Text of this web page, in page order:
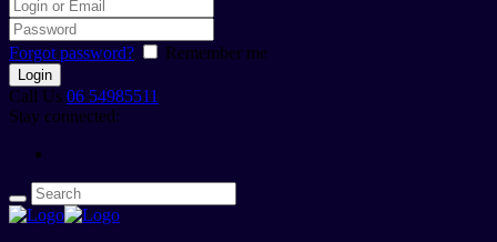
Forgot password? Remember me
Call Us 06 54985511
Stay connected: